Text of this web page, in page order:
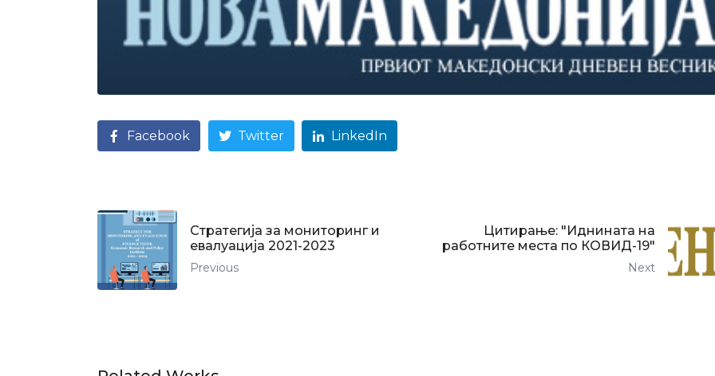
Facebook Twitter LinkedIn
Стратегија за мониторинг и
евалуација 2021-2023
Previous
Цитирање: "Иднината на
работните места по КОВИД-19"
Next